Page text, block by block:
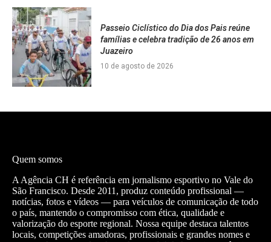
Passeio Ciclístico do Dia dos Pais reúne
famílias e celebra tradição de 26 anos em
Juazeiro
10 de agosto de 2026
Quem somos
A Agência CH é referência em jornalismo esportivo no Vale do
São Francisco. Desde 2011, produz conteúdo profissional —
notícias, fotos e vídeos — para veículos de comunicação de todo
o país, mantendo o compromisso com ética, qualidade e
valorização do esporte regional. Nossa equipe destaca talentos
locais, competições amadoras, profissionais e grandes nomes e